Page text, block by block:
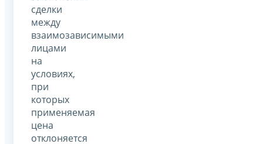
сделки
между
взаимозависимыми
лицами
на
условиях,
при
которых
применяемая
цена
отклоняется